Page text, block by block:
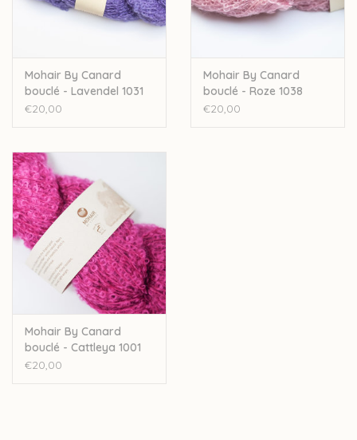
Mohair By Canard
bouclé - Lavendel 1031
€20,00
Mohair By Canard
bouclé - Roze 1038
€20,00
Mohair By Canard
bouclé - Cattleya 1001
€20,00